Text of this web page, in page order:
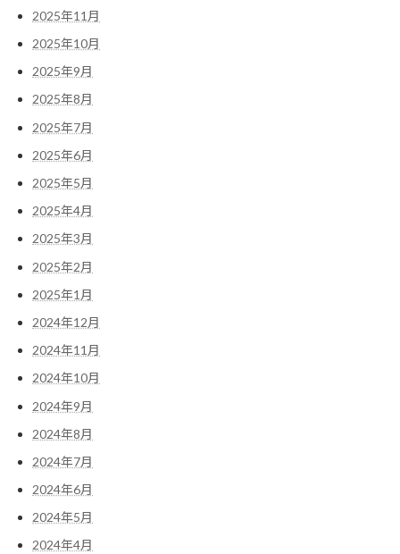
2025年11月
2025年10月
2025年9月
2025年8月
2025年7月
2025年6月
2025年5月
2025年4月
2025年3月
2025年2月
2025年1月
2024年12月
2024年11月
2024年10月
2024年9月
2024年8月
2024年7月
2024年6月
2024年5月
2024年4月